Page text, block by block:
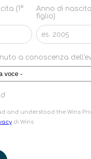
(1°
Anno di nascita
figlio)
a conoscenza
and understood the Wins
di Wins